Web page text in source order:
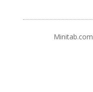
Minitab.com